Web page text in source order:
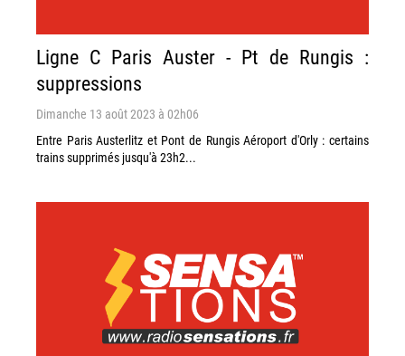
Ligne C Paris Auster - Pt de Rungis :
suppressions
Dimanche 13 août 2023 à 02h06
Entre Paris Austerlitz et Pont de Rungis Aéroport d'Orly : certains
trains supprimés jusqu'à 23h2...